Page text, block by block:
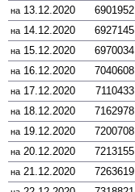
на 13.12.2020 6901952
на 14.12.2020 6927145
на 15.12.2020 6970034
на 16.12.2020 7040608
на 17.12.2020 7110433
на 18.12.2020 7162978
на 19.12.2020 7200708
на 20.12.2020 7213155
на 21.12.2020 7263619